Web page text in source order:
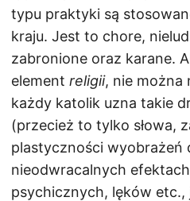
typu praktyki są
kraju. Jest to chore,
zabronione oraz karane.
element religii, nie można
każdy katolik uzna takie
(przecież to tylko słowa,
plastyczności wyobrażeń
nieodwracalnych
psychicznych, lęków etc.,